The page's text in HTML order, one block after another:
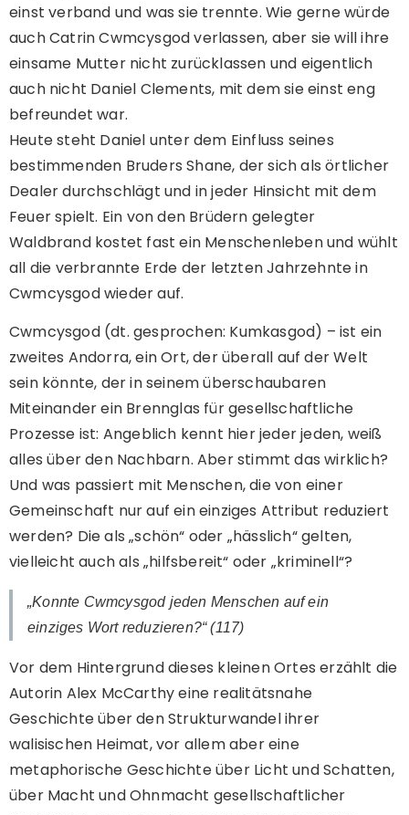
einst verband und was sie trennte. Wie gerne würde
auch Catrin Cwmcysgod verlassen, aber sie will ihre
einsame Mutter nicht zurücklassen und eigentlich
auch nicht Daniel Clements, mit dem sie einst eng
befreundet war.
Heute steht Daniel unter dem Einfluss seines
bestimmenden Bruders Shane, der sich als örtlicher
Dealer durchschlägt und in jeder Hinsicht mit dem
Feuer spielt. Ein von den Brüdern gelegter
Waldbrand kostet fast ein Menschenleben und wühlt
all die verbrannte Erde der letzten Jahrzehnte in
Cwmcysgod wieder auf.
Cwmcysgod (dt. gesprochen: Kumkasgod) – ist ein
zweites Andorra, ein Ort, der überall auf der Welt
sein könnte, der in seinem überschaubaren
Miteinander ein Brennglas für gesellschaftliche
Prozesse ist: Angeblich kennt hier jeder jeden, weiß
alles über den Nachbarn. Aber stimmt das wirklich?
Und was passiert mit Menschen, die von einer
Gemeinschaft nur auf ein einziges Attribut reduziert
werden? Die als „schön“ oder „hässlich“ gelten,
vielleicht auch als „hilfsbereit“ oder „kriminell“?
„Konnte Cwmcysgod jeden Menschen auf ein
einziges Wort reduzieren?“ (117)
Vor dem Hintergrund dieses kleinen Ortes erzählt die
Autorin Alex McCarthy eine realitätsnahe
Geschichte über den Strukturwandel ihrer
walisischen Heimat, vor allem aber eine
metaphorische Geschichte über Licht und Schatten,
über Macht und Ohnmacht gesellschaftlicher